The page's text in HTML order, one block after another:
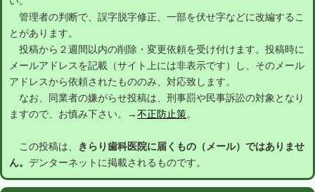
管理者の判断で、誤字脱字修正、一部を伏せ字などに改編するこ
とがあります。
投稿から２週間以内の削除・変更依頼を受け付けます。投稿時に
メールアドレスを記載（サイト上には非表示です）し、そのメール
アドレスから依頼されたもののみ、対応致します。
なお、同業者の嫌がらせ投稿は、刑事罰や民事訴訟の対象となり
ますので、お慎み下さい。→不正防止策。
この投稿は、
きらり歯科医院に届くもの（メール）ではありませ
ん。 デンターネットに掲載されるものです。